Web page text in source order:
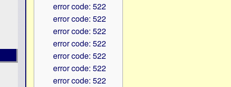
error code: 522
error code: 522
error code: 522
error code: 522
error code: 522
error code: 522
error code: 522